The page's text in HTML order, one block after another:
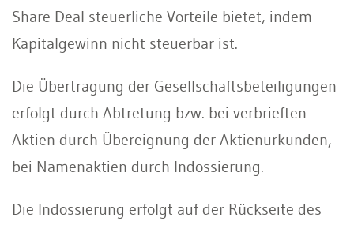
Share Deal steuerliche Vorteile bietet, indem
Kapitalgewinn nicht steuerbar ist.
Die Übertragung der Gesellschaftsbeteiligungen
erfolgt durch Abtretung bzw. bei verbrieften
Aktien durch Übereignung der Aktienurkunden,
bei Namenaktien durch Indossierung.
Die Indossierung erfolgt auf der Rückseite des